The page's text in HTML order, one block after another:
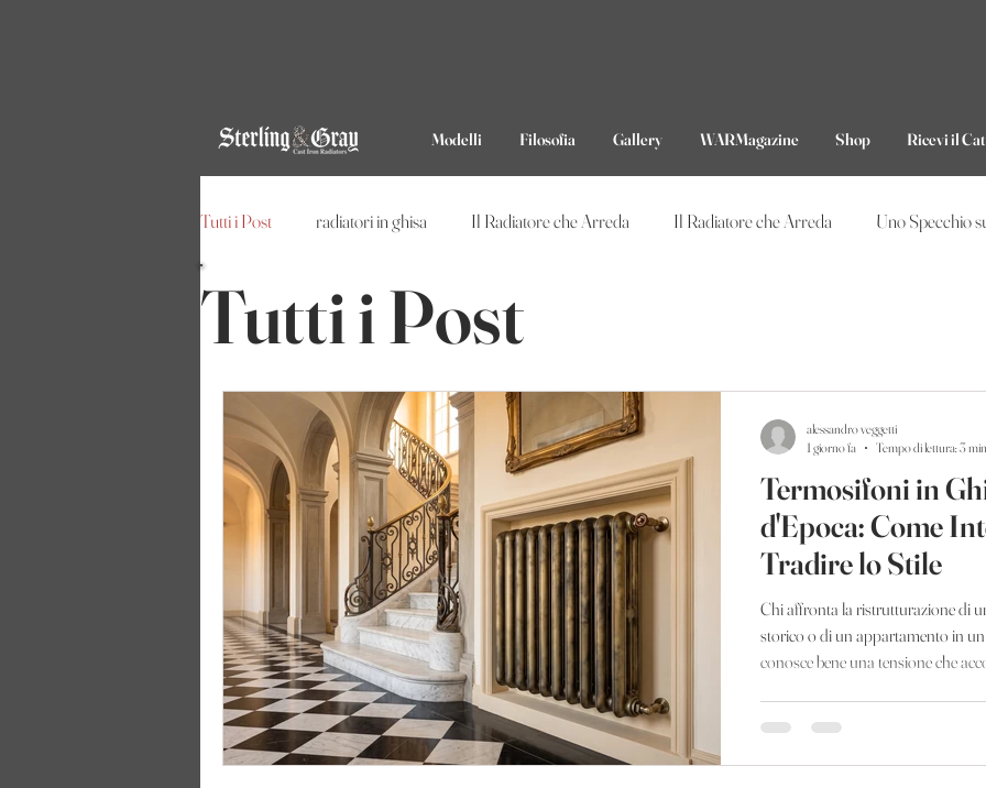
Modelli Filosofia Gallery WARMagazine Shop Ricevi il
Tutti i Post radiatori in ghisa Il Radiatore che Arreda Il Radiatore che Arreda Uno Specchio
Uno Specchio sul termosifone
Tutti i Post
Termosifoni in
d'Epoca: Come
Tradire lo Stile
Chi affronta la ristrutturazione di
storico o di un appartamento in
conosce bene una tensione che
per i radiatori, che finiscono
alessandro veggetti
1 giorno fa
Tempo di lettura: 3 min